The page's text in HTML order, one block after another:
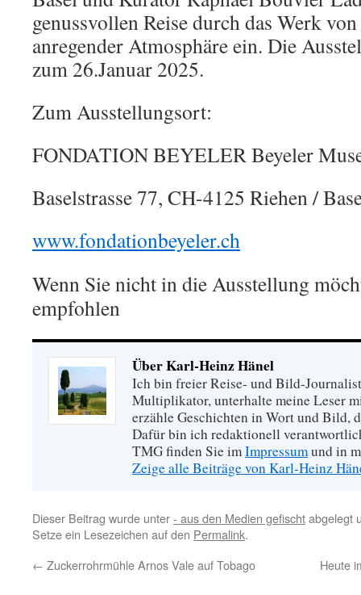
genussvollen Reise durch das Werk
anregender Atmosphäre ein. Die
zum 26.Januar 2025.
Zum Ausstellungsort:
FONDATION BEYELER Beyeler
Baselstrasse 77, CH-4125 Riehen /
www.fondationbeyeler.ch
Wenn Sie nicht in die Ausstellung
empfohlen
Über Karl-Heinz Hänel
Ich bin freier Reise- und Bild-
Multiplikator, unterhalte meine Leser
erzähle Geschichten in Wort und Bild,
Dafür bin ich redaktionell
TMG finden Sie imImpressumund in
Zeige alle Beiträge von Karl-Heinz
Dieser Beitrag wurde unter- aus den Medien gefischtabgelegt
Setze ein Lesezeichen auf den Permalink.
← Zuckerrohrmühle Arnos Vale auf Tobago Heute